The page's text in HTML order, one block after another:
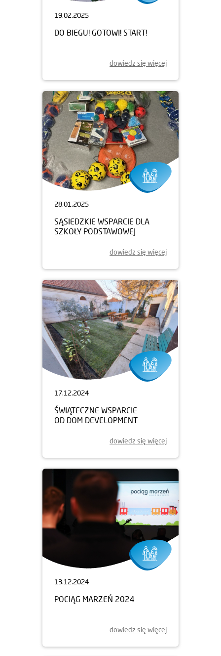
19.02.2025
DO BIEGU! GOTOWI! START!
dowiedz się więcej
28.01.2025
SĄSIEDZKIE WSPARCIE DLA
SZKOŁY PODSTAWOWEJ
dowiedz się więcej
17.12.2024
ŚWIĄTECZNE WSPARCIE
OD DOM DEVELOPMENT
dowiedz się więcej
13.12.2024
POCIĄG MARZEŃ 2024
dowiedz się więcej